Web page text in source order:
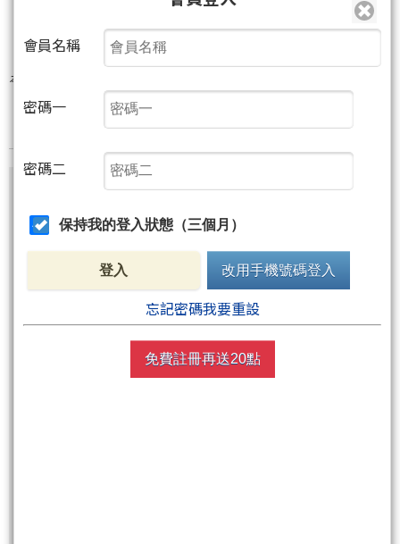
82 35 (7人)
本篇最後由 當沖贏家 於 2015/07/03 11:51:55 編輯
尚有358字元(含語法)未完
請開啟隨書 當沖贏家
購買當沖贏家作者著作《贏家終極密技》
會員名稱
密碼一
密碼二
保持我的登入狀態（三個月）
登入 改用手機號碼登入
忘記密碼我要重設
免費註冊再送20點